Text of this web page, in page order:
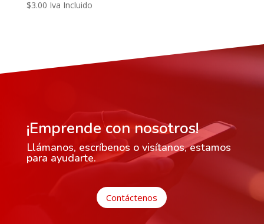
$3.00 Iva Incluido
¡Emprende con nosotros!
Llámanos, escríbenos o visítanos, estamos
para ayudarte.
Contáctenos